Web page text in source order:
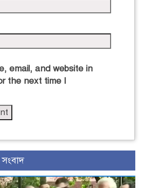
email, and website in
the next time I